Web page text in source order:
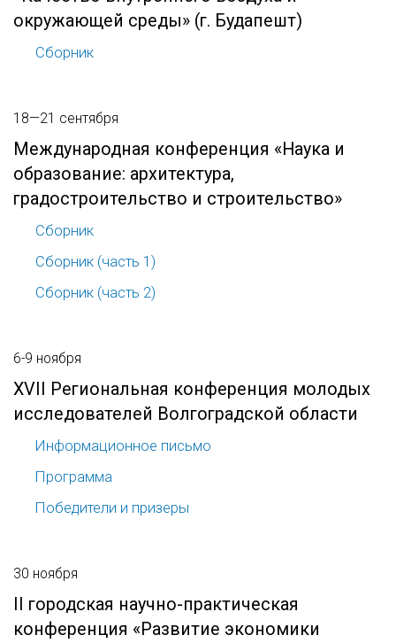
окружающей среды» (г. Будапешт)
Сборник
18—21 сентября
Международная конференция «Наука и
образование: архитектура,
градостроительство и строительство»
Сборник
Сборник (часть 1)
Сборник (часть 2)
6-9 ноября
XVII Региональная конференция молодых
исследователей Волгоградской области
Информационное письмо
Программа
Победители и призеры
30 ноября
II городская научно-практическая
конференция «Развитие экономики